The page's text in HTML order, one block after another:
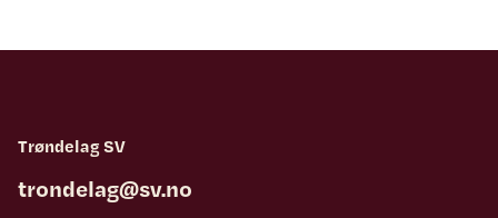
Trøndelag SV
trondelag@sv.no